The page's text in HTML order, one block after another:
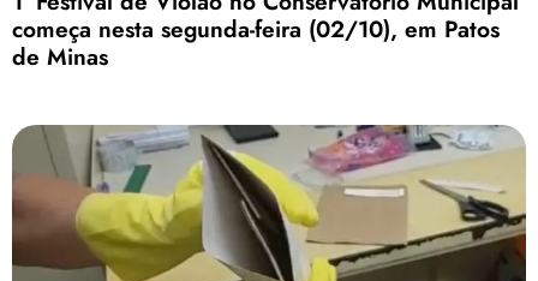
começa nesta segunda-feira (02/10), em Patos
de Minas